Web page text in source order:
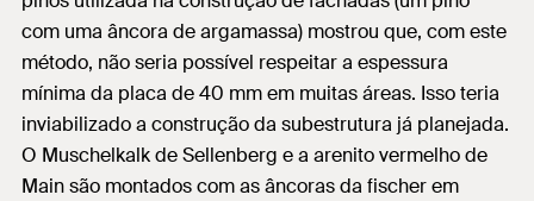
com uma âncora de argamassa) mostrou que, com este
método, não seria possível respeitar a espessura
mínima da placa de 40 mm em muitas áreas. Isso teria
inviabilizado a construção da subestrutura já planejada.
O Muschelkalk de Sellenberg e a arenito vermelho de
Main são montados com as âncoras da fischer em